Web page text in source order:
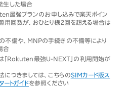
生した場合
最強プランのお申し込みで楽天ポイン
適用回数が、おひとり様2回を超える場合は
不備や、MNPの手続きの不備等により
合
「Rakuten最強U-NEXT」の利用開始が
つきましては、こちらのSIMカード版ス
ートガイドを参照ください